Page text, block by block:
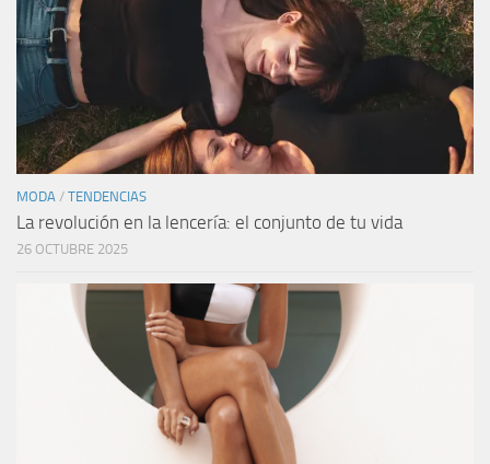
MODA / TENDENCIAS
La revolución en la lencería: el conjunto de tu vida
26 OCTUBRE 2025